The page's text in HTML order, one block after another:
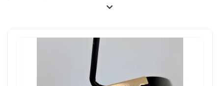
socializare sau căni/ halbe de bere personalizate cu un
brățări cu un mesaj important pentru voi, idei sunt
Cadourile personalizate la 40 de ani sunt o opțiune